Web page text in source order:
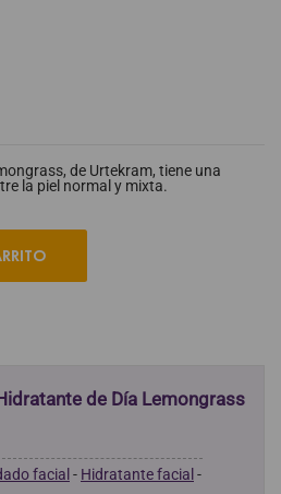
de Urtekram, tiene una
la piel normal y mixta.
de Día Lemongrass
facial- Hidratante facial-